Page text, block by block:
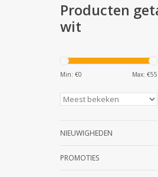
Producten
wit
Min: €0 Max: €55
NIEUWIGHEDEN
PROMOTIES